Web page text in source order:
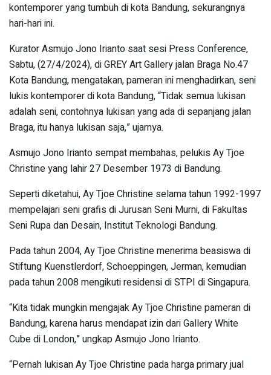
kontemporer yang tumbuh di kota Bandung, sekurangnya
hari-hari ini.
Kurator Asmujo Jono Irianto saat sesi Press Conference,
Sabtu, (27/4/2024), di GREY Art Gallery jalan Braga No.47
Kota Bandung, mengatakan, pameran ini menghadirkan, seni
lukis kontemporer di kota Bandung, “Tidak semua lukisan
adalah seni, contohnya lukisan yang ada di sepanjang jalan
Braga, itu hanya lukisan saja,” ujarnya.
Asmujo Jono Irianto sempat membahas, pelukis Ay Tjoe
Christine yang lahir 27 Desember 1973 di Bandung.
Seperti diketahui, Ay Tjoe Christine selama tahun 1992-1997
mempelajari seni grafis di Jurusan Seni Murni, di Fakultas
Seni Rupa dan Desain, Institut Teknologi Bandung.
Pada tahun 2004, Ay Tjoe Christine menerima beasiswa di
Stiftung Kuenstlerdorf, Schoeppingen, Jerman, kemudian
pada tahun 2008 mengikuti residensi di STPI di Singapura.
“Kita tidak mungkin mengajak Ay Tjoe Christine pameran di
Bandung, karena harus mendapat izin dari Gallery White
Cube di London,” ungkap Asmujo Jono Irianto.
“Pernah lukisan Ay Tjoe Christine pada harga primary jual